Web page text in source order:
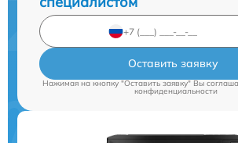
Оставить заявку
Нажимая на кнопку "Оставить заявку" Вы
конфиденциальности